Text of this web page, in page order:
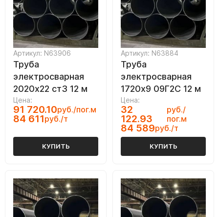
Артикул: N63906
Труба
электросварная
2020х22 ст3 12 м
Цена:
91 720.10руб./пог.м
84 611руб./т
КУПИТЬ
Артикул: N63884
Труба
электросварная
1720х9 09Г2С 12 м
Цена:
32
122.93
руб./
пог.м
84 589руб./т
КУПИТЬ